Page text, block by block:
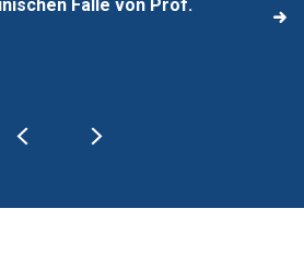
Fälle von Prof.